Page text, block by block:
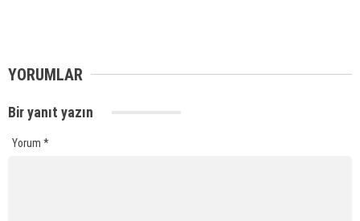
YORUMLAR
Bir yanıt yazın
Yorum *